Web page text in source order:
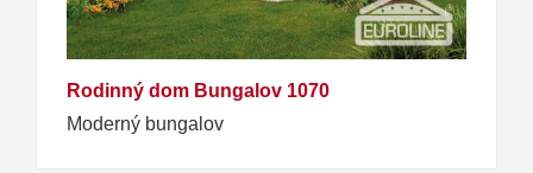
Rodinný dom Bungalov 1070
Moderný bungalov